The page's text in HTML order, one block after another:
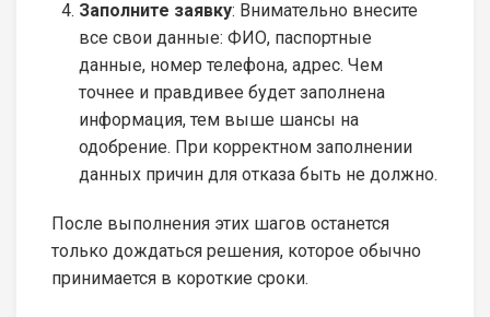
Заполните заявку: Внимательно внесите
все свои данные: ФИО, паспортные
данные, номер телефона, адрес. Чем
точнее и правдивее будет заполнена
информация, тем выше шансы на
одобрение. При корректном заполнении
данных причин для отказа быть не должно.
После выполнения этих шагов останется
только дождаться решения, которое обычно
принимается в короткие сроки.